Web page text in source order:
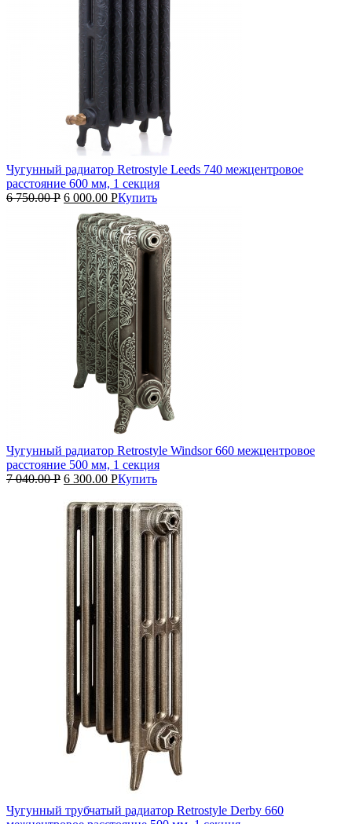
Чугунный радиатор Retrostyle Leeds 740 межцентровое
расстояние 600 мм, 1 секция
6 750.00Р 6 000.00 РКупить
Чугунный радиатор Retrostyle Windsor 660 межцентровое
расстояние 500 мм, 1 секция
7 040.00Р 6 300.00 РКупить
Чугунный трубчатый радиатор Retrostyle Derby 660